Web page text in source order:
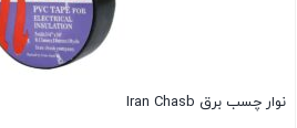
نوار چسب برق Iran Chasb